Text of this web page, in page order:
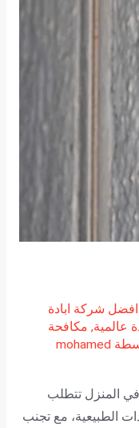
افضل شركة ابادة
عالمية, مكافحة
mohamed
في المنزل تتطلب
الطبيعية، مع تجنب